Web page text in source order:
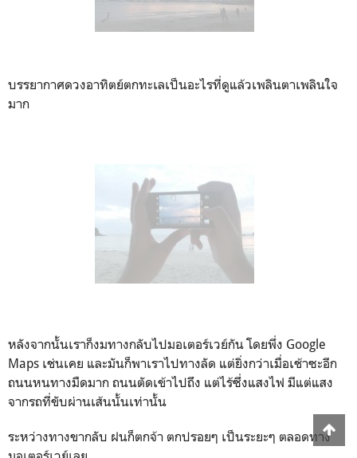
บรรยากาศดวงอาทิตย์ตกทะเลเป็นอะไรที่ดูแล้วเพลินตาเพลินใจ
มาก
หลังจากนั้นเราก็งมทางกลับไปมอเตอร์เวย์กัน โดยพึ่ง Google
Maps เช่นเคย และมันก็พาเราไปทางลัด แต่ยิ่งกว่าเมื่อเช้าซะอีก
ถนนหนทางมืดมาก ถนนตัดเข้าไปถึง แต่ไร้ซึ่งแสงไฟ มีแต่แสง
จากรถที่ขับผ่านเส้นนั้นเท่านั้น
ระหว่างทางขากลับ ฝนก็ตกจ้า ตกปรอยๆ เป็นระยะๆ ตลอดทาง
มอเตอร์เวย์เลย